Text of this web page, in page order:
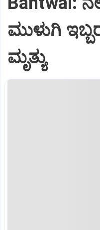
ಮುಳುಗಿ
ಮೃತ್ಯು